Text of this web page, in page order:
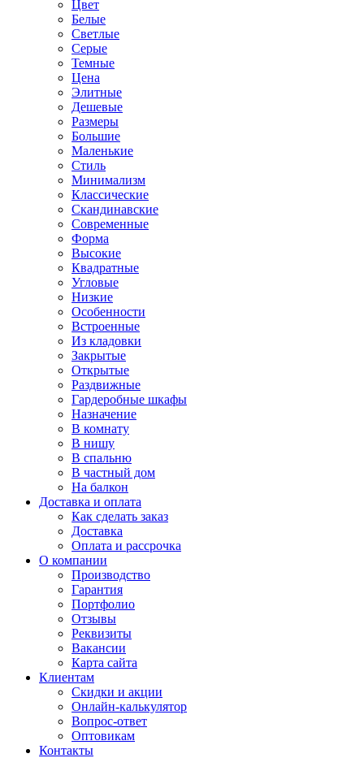
Цвет
Белые
Светлые
Серые
Темные
Цена
Элитные
Дешевые
Размеры
Большие
Маленькие
Стиль
Минимализм
Классические
Скандинавские
Современные
Форма
Высокие
Квадратные
Угловые
Низкие
Особенности
Встроенные
Из кладовки
Закрытые
Открытые
Раздвижные
Гардеробные шкафы
Назначение
В комнату
В нишу
В спальню
В частный дом
На балкон
Доставка и оплата
Как сделать заказ
Доставка
Оплата и рассрочка
О компании
Производство
Гарантия
Портфолио
Отзывы
Реквизиты
Вакансии
Карта сайта
Клиентам
Скидки и акции
Онлайн-калькулятор
Вопрос-ответ
Оптовикам
Контакты